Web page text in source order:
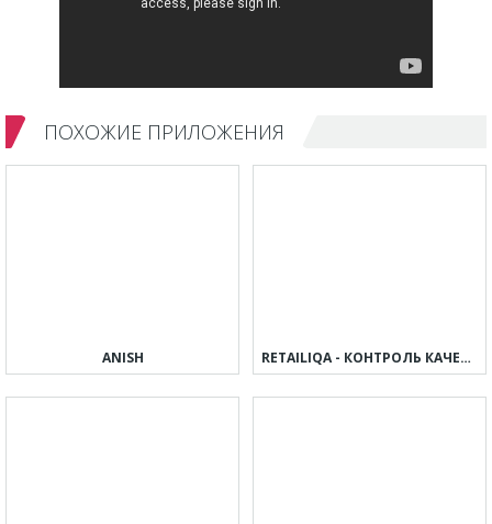
ПОХОЖИЕ ПРИЛОЖЕНИЯ
ANISH RETAILIQA - КОНТРОЛЬ КАЧЕСТВА